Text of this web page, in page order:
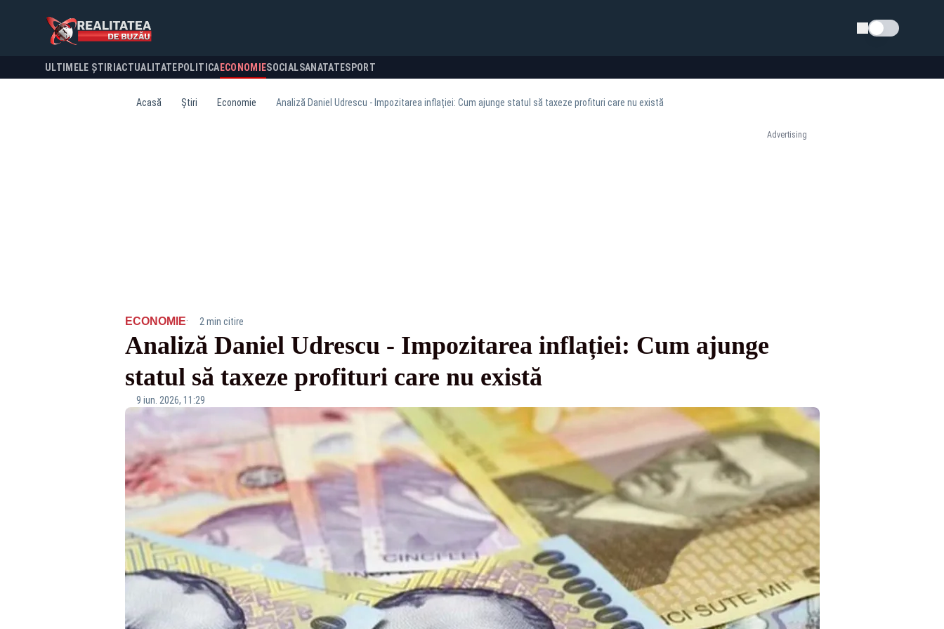
Schimba tema
ULTIMELE ȘTIRI ACTUALITATE POLITICA ECONOMIESOCIALSANATATESPORT
Acasă Știri Economie Analiză Daniel Udrescu - Impozitarea inflației: Cum ajunge statul să taxeze profituri care nu există
Advertising
ECONOMIE· 2 min citire
Analiză Daniel Udrescu - Impozitarea inflației: Cum ajunge
statul să taxeze profituri care nu există
9 iun. 2026, 11:29